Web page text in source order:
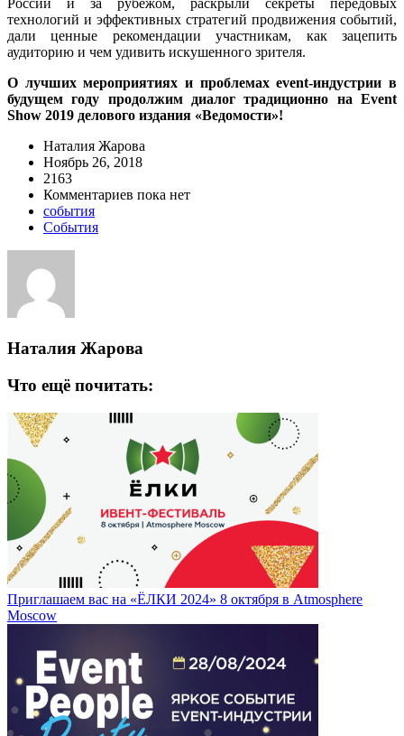
России и за рубежом, раскрыли секреты передовых
технологий и эффективных стратегий продвижения событий,
дали ценные рекомендации участникам, как зацепить
аудиторию и чем удивить искушенного зрителя.
О лучших мероприятиях и проблемах event-индустрии в
будущем году продолжим диалог традиционно на Event
Show 2019 делового издания «Ведомости»!
Наталия Жарова
Ноябрь 26, 2018
2163
Комментариев пока нет
события
События
Наталия Жарова
Что ещё почитать:
Приглашаем вас на «ЁЛКИ 2024» 8 октября в Atmosphere
Moscow